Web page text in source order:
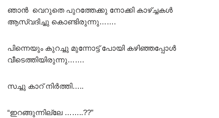
ഞാൻ വെറുതെ പുറത്തേക്കു നോക്കി കാഴ്ച്ചകൾ
ആസ്വദിച്ചു കൊണ്ടിരുന്നു…….
പിന്നെയും കുറച്ചു മുന്നോട്ട് പോയി കഴിഞ്ഞപ്പോൾ
വീടെത്തിയിരുന്നു…….
സച്ചു കാറ് നിർത്തി…..
“ഇറങ്ങുന്നില്ലേ ……..??”